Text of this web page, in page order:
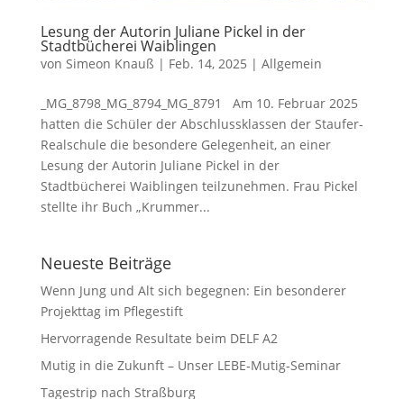
Lesung der Autorin Juliane Pickel in der
Stadtbücherei Waiblingen
von Simeon Knauß | Feb. 14, 2025 | Allgemein
_MG_8798_MG_8794_MG_8791 Am 10. Februar 2025
hatten die Schüler der Abschlussklassen der Staufer-
Realschule die besondere Gelegenheit, an einer
Lesung der Autorin Juliane Pickel in der
Stadtbücherei Waiblingen teilzunehmen. Frau Pickel
stellte ihr Buch „Krummer...
Neueste Beiträge
Wenn Jung und Alt sich begegnen: Ein besonderer
Projekttag im Pflegestift
Hervorragende Resultate beim DELF A2
Mutig in die Zukunft – Unser LEBE‑Mutig‑Seminar
Tagestrip nach Straßburg